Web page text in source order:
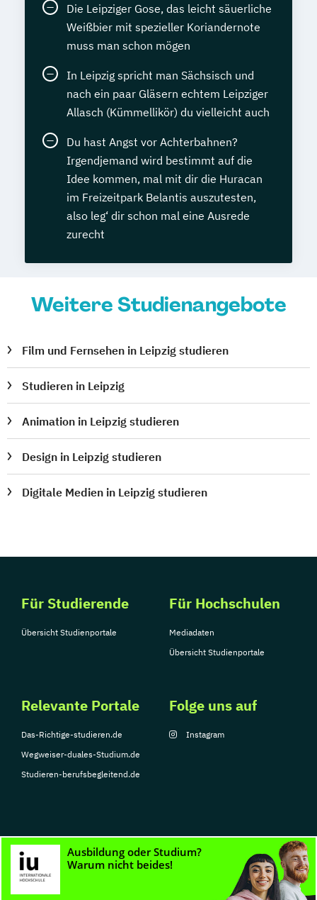
Die Leipziger Gose, das leicht säuerliche
Weißbier mit spezieller Koriandernote
muss man schon mögen
In Leipzig spricht man Sächsisch und
nach ein paar Gläsern echtem Leipziger
Allasch (Kümmellikör) du vielleicht auch
Du hast Angst vor Achterbahnen?
Irgendjemand wird bestimmt auf die
Idee kommen, mal mit dir die Huracan
im Freizeitpark Belantis auszutesten,
also leg‘ dir schon mal eine Ausrede
zurecht
Weitere Studienangebote
Film und Fernsehen in Leipzig studieren
Studieren in Leipzig
Animation in Leipzig studieren
Design in Leipzig studieren
Digitale Medien in Leipzig studieren
Für Studierende
Übersicht Studienportale
Für Hochschulen
Mediadaten
Übersicht Studienportale
Relevante Portale
Das-Richtige-studieren.de
Wegweiser-duales-Studium.de
Studieren-berufsbegleitend.de
Folge uns auf
Instagram
© Copyright 2026, TarGroup Media GmbH
Nutzungsbedingungen